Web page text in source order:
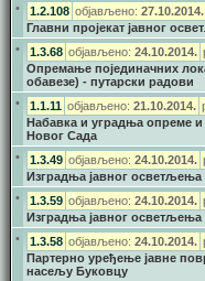
•
1.2.108 објављено: 27.10.2014.
Главни пројекат јавног
•
1.3.68 објављено: 24.10.2014.
Oпремањe појединачних
обавезе) - путарски радови
•
1.1.11 објављено: 21.10.2014.
Набавка и уградња опреме и
Новог Сада
•
1.3.49 објављено: 24.10.2014.
Изградња јавног
•
1.3.59 објављено: 24.10.2014.
Изградња јавног осветљења
•
1.3.58 објављено: 24.10.2014.
Партерно уређење јавне
насељу Буковцу